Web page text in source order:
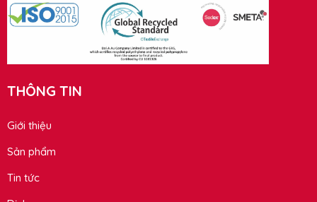
THÔNG TIN
Giới thiệu
Sản phẩm
Tin tức